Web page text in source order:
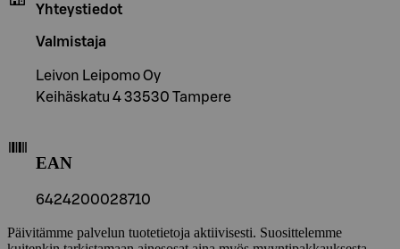
Yhteystiedot
Valmistaja
Leivon Leipomo Oy
Keihäskatu 4 33530 Tampere
EAN
6424200028710
Päivitämme palvelun tuotetietoja aktiivisesti. Suosittelemme